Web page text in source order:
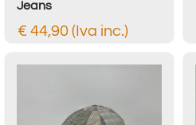
Jeans
€ 44,90 (Iva inc.)